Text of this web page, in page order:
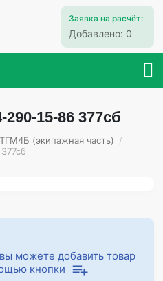
Заявка на расчёт:
Добавлено: 0
15-86 377сб
(экипажная часть) /
можете добавить товар
кнопки